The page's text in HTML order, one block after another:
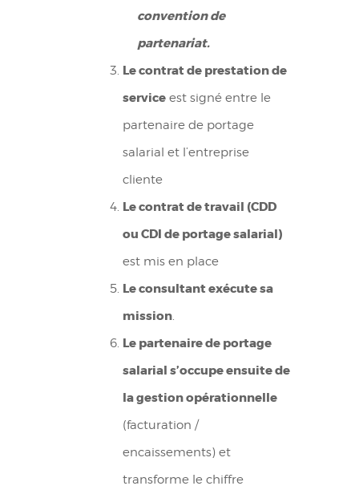
convention de
partenariat.
Le contrat de prestation de
service est signé entre le
partenaire de portage
salarial et l’entreprise
cliente
Le contrat de travail (CDD
ou CDI de portage salarial)
est mis en place
Le consultant exécute sa
mission.
Le partenaire de portage
salarial s’occupe ensuite de
la gestion opérationnelle
(facturation /
encaissements) et
transforme le chiffre